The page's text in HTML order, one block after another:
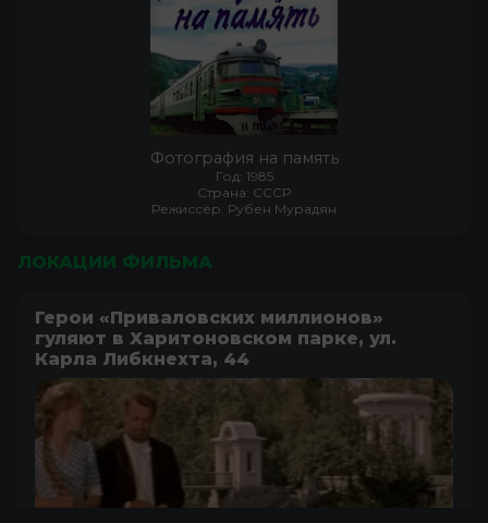
Фотография на память
Год: 1985
Страна: СССР
Режиссёр: Рубен Мурадян
ЛОКАЦИИ ФИЛЬМА
Герои «Приваловских миллионов»
гуляют в Харитоновском парке, ул.
Карла Либкнехта, 44